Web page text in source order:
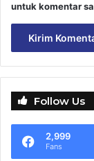
untuk komentar
Follow Us
2,999
Fans